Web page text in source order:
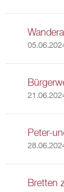
Peter-
Bretten